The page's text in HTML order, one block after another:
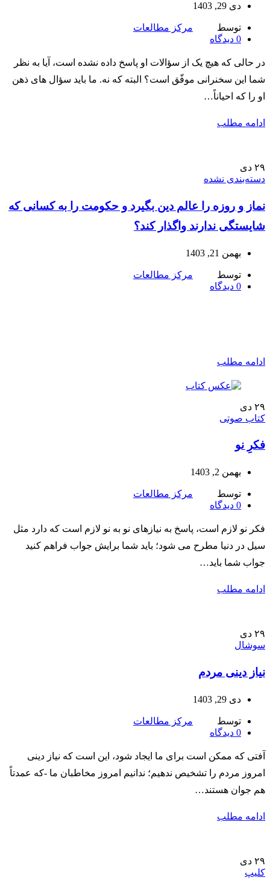
دی 29, 1403
توسط
مرکز مطالعات
0 دیدگاه
در حالی که هیچ یک از سؤالات او پاسخ داده نشده است، آیا به نظر
شما این سخنرانی موفّق است؟ البته که نه. ما باید سؤال های ذهن
او را که احیاناً…
ادامه مطلب
۲۹ دی
دسته‌بندی نشده
نماز و روزه را عالم دین بگیرد و حکومت را به کسانی که
شایستگی ندارند واگذار کند؟
بهمن 21, 1403
توسط
مرکز مطالعات
0 دیدگاه
ادامه مطلب
۲۹ دی
کتاب صوتی
فکرِ نو
بهمن 2, 1403
توسط
مرکز مطالعات
0 دیدگاه
فکر نو لازم است، پاسخ به نیازهای نو به نو لازم است که دارد مثل
سیل در دنیا مطرح می شود؛ باید شما برایش جواب فراهم کنید
جواب شما باید…
ادامه مطلب
۲۹ دی
سوشال
نیاز دینی مردم
دی 29, 1403
توسط
مرکز مطالعات
0 دیدگاه
آفتی که ممکن است برای ما ایجاد شود، این است که نیاز دینی
امروز مردم را تشخیص ندهیم؛ ندانیم امروز مخاطبان ما -که عمدتاً
هم جوان هستند…
ادامه مطلب
۲۹ دی
کلیپ